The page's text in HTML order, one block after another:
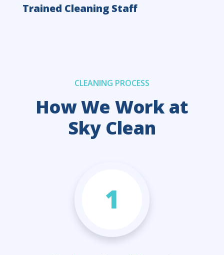
Trained Cleaning Staff
CLEANING PROCESS
How We Work at
Sky Clean
1